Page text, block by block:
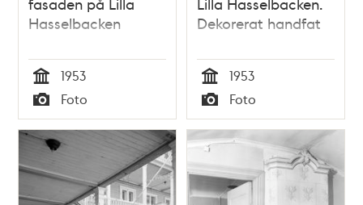
fasaden på Lilla
Hasselbacken
Tid
1953
Typ
Foto
Lilla Hasselbacken.
Dekorerat handfat
Tid
1953
Typ
Foto